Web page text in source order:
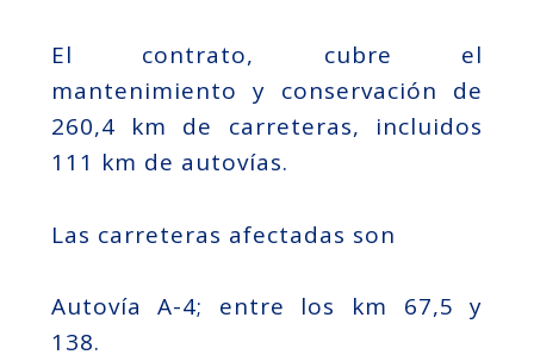
El contrato, cubre el
mantenimiento y conservación de
260,4 km de carreteras, incluidos
111 km de autovías.
Las carreteras afectadas son
Autovía A-4; entre los km 67,5 y
138.